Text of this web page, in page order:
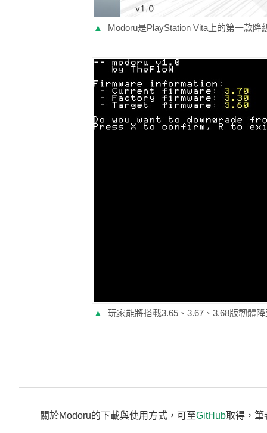
▲ Modoru是PlayStation Vita上的第一款降
▲ 玩家能將搭載3.65、3.67、3.68版韌體
關於Modoru的下載與使用方式，可至GitHub取得，筆